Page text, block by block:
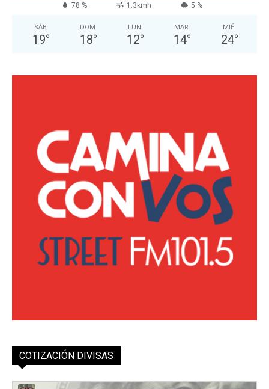
78 % 1.3kmh 5 %
SÁB
19°
DOM
18°
LUN
12°
MAR
14°
MIÉ
24°
COTIZACIÓN DIVISAS